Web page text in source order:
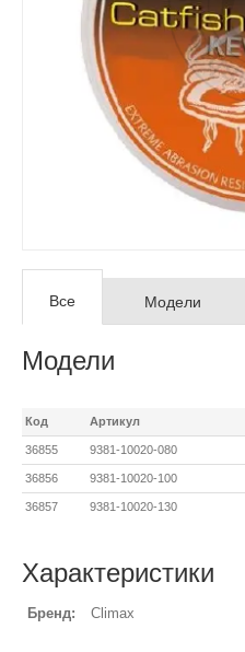
Все Модели
Модели
Код Артикул
36855 9381-10020-080
36856 9381-10020-100
36857 9381-10020-130
Характеристики
Бренд: Climax